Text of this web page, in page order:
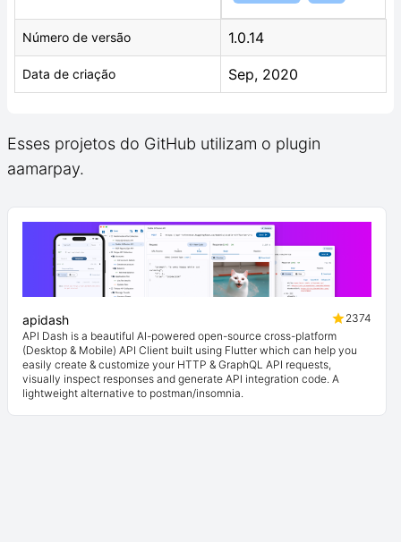
Número de versão 1.0.14
Data de criação Sep, 2020
Esses projetos do GitHub utilizam o plugin
aamarpay.
apidash
2374
API Dash is a beautiful AI-powered open-source cross-platform
(Desktop & Mobile) API Client built using Flutter which can help you
easily create & customize your HTTP & GraphQL API requests,
visually inspect responses and generate API integration code. A
lightweight alternative to postman/insomnia.